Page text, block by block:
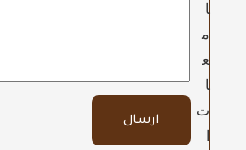
ارسال
ا
م
ع
ا
ت